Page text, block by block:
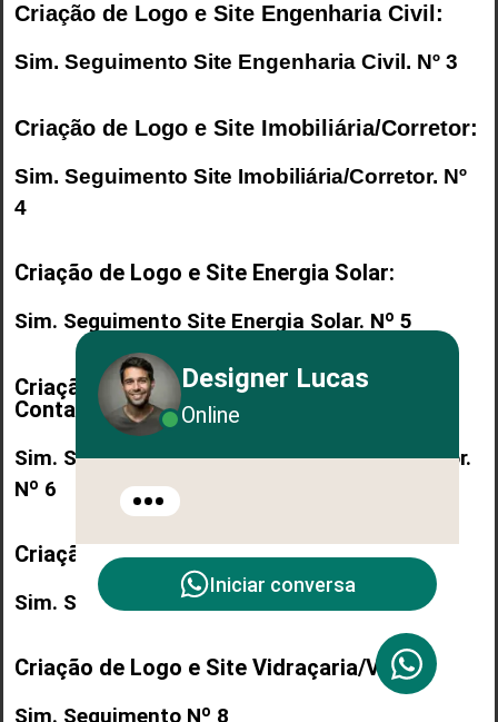
Criação de Logo e Site Engenharia Civil:
Sim. Seguimento Site Engenharia Civil . Nº 3
Criação de Logo e Site Imobiliária/Corretor:
Sim. Seguimento Site Imobiliária/Corretor. Nº
4
Criação de Logo e Site Energia Solar:
Sim. Seguimento Site Energia Solar. Nº 5
Criação de Logo e Site
Contabilidade/Contador:
Sim. Seguimento Site Contabilidade/Contador.
Nº 6
Criação de Logo e Site Nutricionista:
Sim. Seguimento Nº 7
Criação de Logo e Site Vidraçaria/Vidro:
Sim. Seguimento Nº 8
Designer Lucas
Online
Iniciar conversa